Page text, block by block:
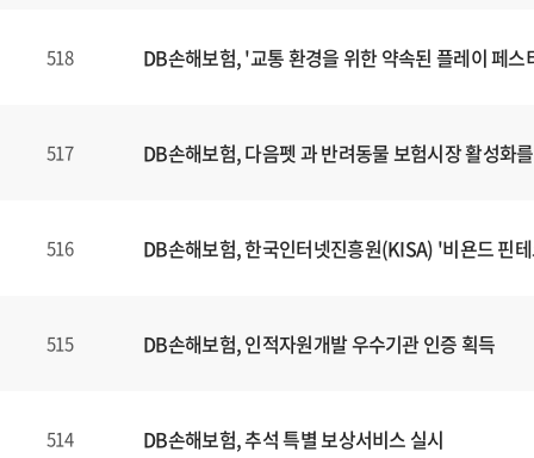
518 DB손해보험, '교통 환경을 위한 약속된 플레이 페
517 DB손해보험, 다음펫 과 반려동물 보험시장 활성화
516 DB손해보험, 한국인터넷진흥원(KISA) '비욘드 핀
515 DB손해보험, 인적자원개발 우수기관 인증 획득
514 DB손해보험, 추석 특별 보상서비스 실시